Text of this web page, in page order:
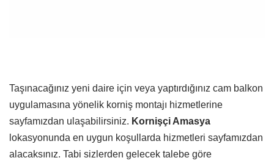
Taşınacağınız yeni daire için veya yaptırdığınız cam balkon
uygulamasına yönelik korniş montajı hizmetlerine
sayfamızdan ulaşabilirsiniz. Kornişçi Amasya
lokasyonunda en uygun koşullarda hizmetleri sayfamızdan
alacaksınız. Tabi sizlerden gelecek talebe göre